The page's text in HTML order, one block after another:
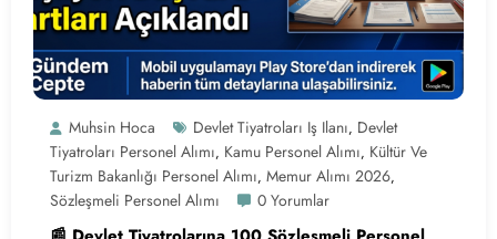
Muhsin Hoca Devlet Tiyatroları Iş Ilanı, Devlet
Tiyatroları Personel Alımı, Kamu Personel Alımı, Kültür Ve
Turizm Bakanlığı Personel Alımı, Memur Alımı 2026,
Sözleşmeli Personel Alımı 0 Yorumlar